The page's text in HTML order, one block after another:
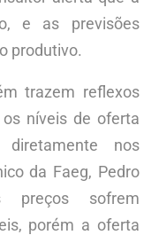
e as previsões
produtivo.
trazem reflexos
níveis de oferta
diretamente nos
da Faeg, Pedro
preços sofrem
porém a oferta